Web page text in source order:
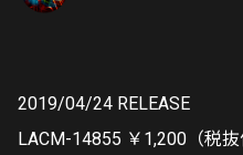
2019/04/24 RELEASE
LACM-14855 ￥1,200（税抜